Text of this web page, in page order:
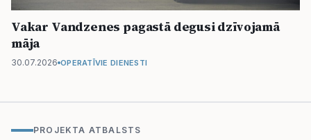
Vakar Vandzenes pagastā degusi dzīvojamā
māja
30.07.2026 OPERATĪVIE DIENESTI
PROJEKTA ATBALSTS